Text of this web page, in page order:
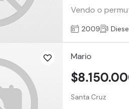
Vendo o
2009
Mario
Santa Cruz